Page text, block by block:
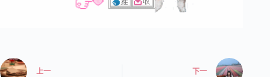
上一 下一